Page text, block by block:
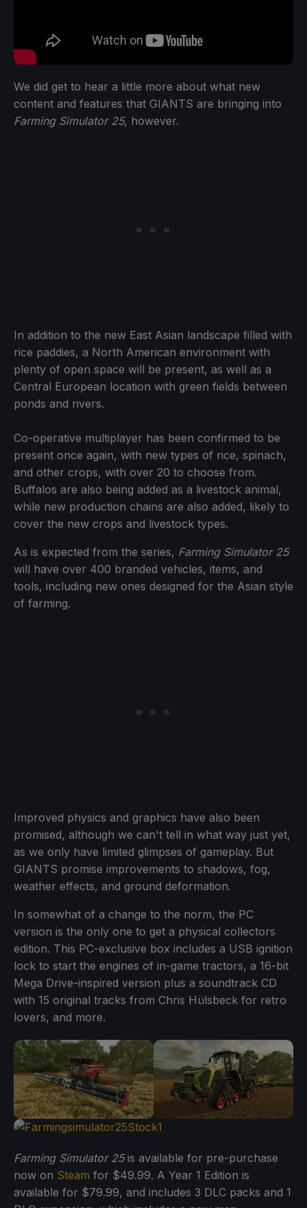
We did get to hear a little more about what new
content and features that GIANTS are bringing into
Farming Simulator 25, however.
In addition to the new East Asian landscape filled with
rice paddies, a North American environment with
plenty of open space will be present, as well as a
Central European location with green fields between
ponds and rivers.
Co-operative multiplayer has been confirmed to be
present once again, with new types of rice, spinach,
and other crops, with over 20 to choose from.
Buffalos are also being added as a livestock animal,
while new production chains are also added, likely to
cover the new crops and livestock types.
As is expected from the series, Farming Simulator 25
will have over 400 branded vehicles, items, and
tools, including new ones designed for the Asian style
of farming.
Improved physics and graphics have also been
promised, although we can't tell in what way just yet,
as we only have limited glimpses of gameplay. But
GIANTS promise improvements to shadows, fog,
weather effects, and ground deformation.
In somewhat of a change to the norm, the PC
version is the only one to get a physical collectors
edition. This PC-exclusive box includes a USB ignition
lock to start the engines of in-game tractors, a 16-bit
Mega Drive-inspired version plus a soundtrack CD
with 15 original tracks from Chris Hülsbeck for retro
lovers, and more.
Farming Simulator 25is available for pre-purchase
now on Steam for $49.99. A Year 1 Edition is
available for $79.99, and includes 3 DLC packs and 1